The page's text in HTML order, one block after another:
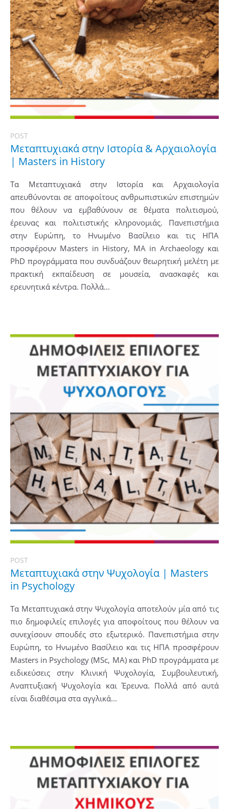
POST
Μεταπτυχιακά στην Ιστορία & Αρχαιολογία
| Masters in History
Τα Μεταπτυχιακά στην Ιστορία και Αρχαιολογία
απευθύνονται σε αποφοίτους ανθρωπιστικών επιστημών
που θέλουν να εμβαθύνουν σε θέματα πολιτισμού,
έρευνας και πολιτιστικής κληρονομιάς. Πανεπιστήμια
στην Ευρώπη, το Ηνωμένο Βασίλειο και τις ΗΠΑ
προσφέρουν Masters in History, MA in Archaeology και
PhD προγράμματα που συνδυάζουν θεωρητική μελέτη με
πρακτική εκπαίδευση σε μουσεία, ανασκαφές και
ερευνητικά κέντρα. Πολλά...
POST
Μεταπτυχιακά στην Ψυχολογία | Masters
in Psychology
Τα Μεταπτυχιακά στην Ψυχολογία αποτελούν μία από τις
πιο δημοφιλείς επιλογές για αποφοίτους που θέλουν να
συνεχίσουν σπουδές στο εξωτερικό. Πανεπιστήμια στην
Ευρώπη, το Ηνωμένο Βασίλειο και τις ΗΠΑ προσφέρουν
Masters in Psychology (MSc, MA) και PhD προγράμματα με
ειδικεύσεις στην Κλινική Ψυχολογία, Συμβουλευτική,
Αναπτυξιακή Ψυχολογία και Έρευνα. Πολλά από αυτά
είναι διαθέσιμα στα αγγλικά...